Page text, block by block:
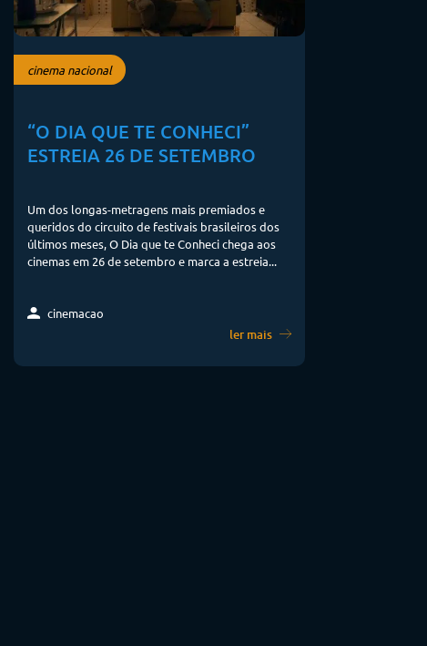
cinema nacional
“O DIA QUE TE CONHECI”
ESTREIA 26 DE SETEMBRO
Um dos longas-metragens mais premiados e
queridos do circuito de festivais brasileiros dos
últimos meses, O Dia que te Conheci chega aos
cinemas em 26 de setembro e marca a estreia...
cinemacao
ler mais